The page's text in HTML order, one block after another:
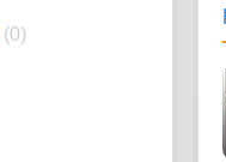
(0)